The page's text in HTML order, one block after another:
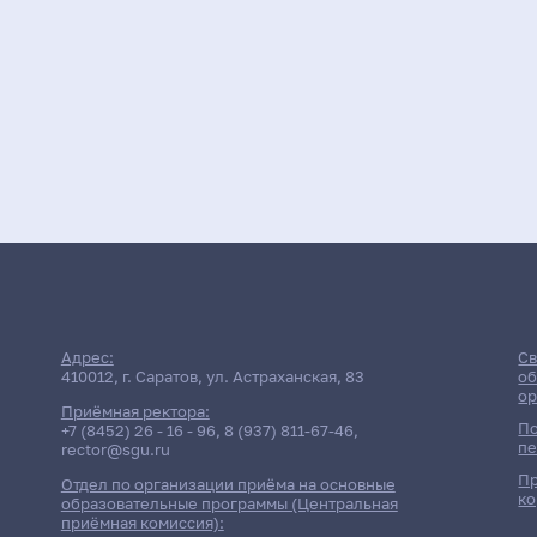
Адрес:
410012, г. Саратов, ул. Астраханская, 83
Приёмная ректора:
+7 (8452) 26 - 16 - 96, 8 (937) 811-67-46,
rector@sgu.ru
Отдел по организации приёма на основные
образовательные программы (Центральная
приёмная комиссия):